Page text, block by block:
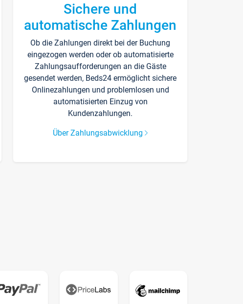
Sichere und
automatische Zahlungen
Ob die Zahlungen direkt bei der Buchung
eingezogen werden oder ob automatisierte
Zahlungsaufforderungen an die Gäste
gesendet werden, Beds24 ermöglicht sichere
Onlinezahlungen und problemlosen und
automatisierten Einzug von
Kundenzahlungen.
Über Zahlungsabwicklung